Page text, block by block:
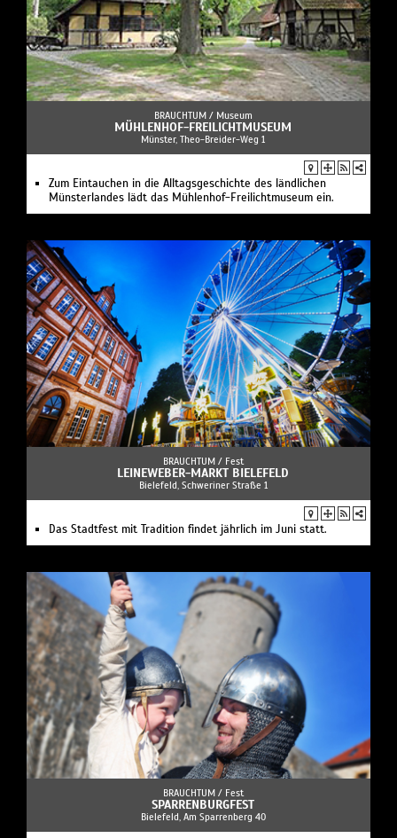
BRAUCHTUM / Museum
MÜHLENHOF-FREILICHTMUSEUM
Münster, Theo-Breider-Weg 1
Zum Eintauchen in die Alltagsgeschichte des ländlichen
Münsterlandes lädt das Mühlenhof-Freilichtmuseum ein.
BRAUCHTUM / Fest
LEINEWEBER-MARKT BIELEFELD
Bielefeld, Schweriner Straße 1
Das Stadtfest mit Tradition findet jährlich im Juni statt.
BRAUCHTUM / Fest
SPARRENBURGFEST
Bielefeld, Am Sparrenberg 40